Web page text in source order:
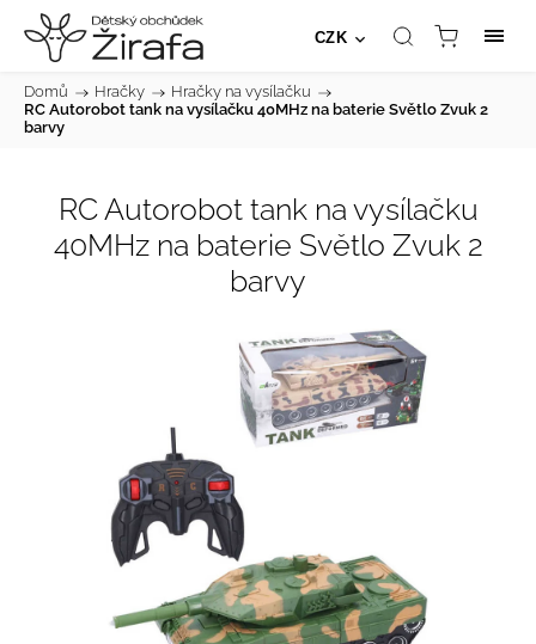
CZK
Domů / Hračky / Hračky na vysílačku /
RC Autorobot tank na vysílačku 40MHz na baterie Světlo Zvuk 2
barvy
RC Autorobot tank na vysílačku
40MHz na baterie Světlo Zvuk 2
barvy